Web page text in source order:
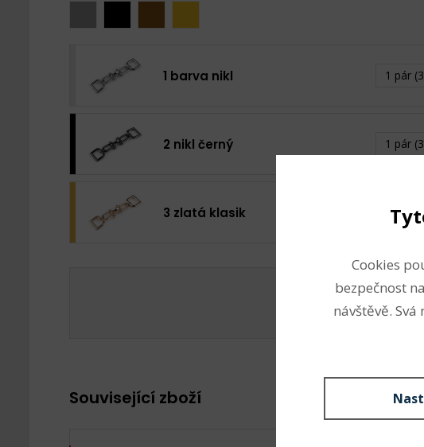
1 barva nikl 1 pár
2 nikl černý 1 pár
3 zlatá klasik 1 pár
Celková cena: 0
Související zboží
Cookies
bezpečnost
návštěvě.